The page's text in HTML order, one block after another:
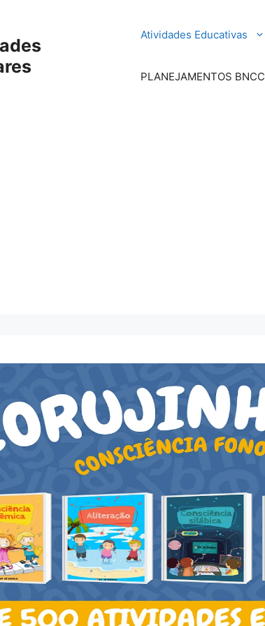
Atividades Educativas
PLANEJAMENTOS BNCC